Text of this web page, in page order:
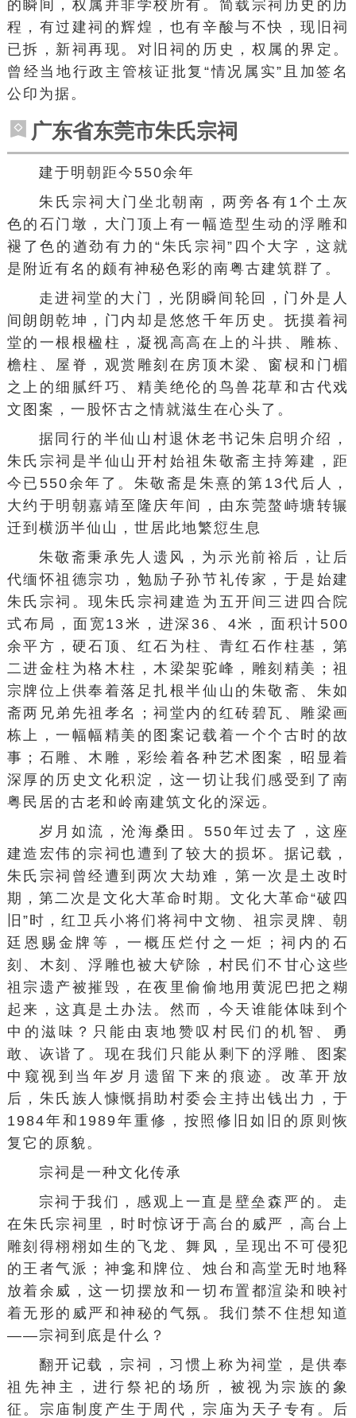
的瞬间，权属并非学校所有。简载宗祠历史的历
程，有过建祠的辉煌，也有辛酸与不快，现旧祠
已拆，新祠再现。对旧祠的历史，权属的界定。
曾经当地行政主管核证批复“情况属实”且加签名
公印为据。
广东省东莞市朱氏宗祠
建于明朝距今550余年
朱氏宗祠大门坐北朝南，两旁各有1个土灰
色的石门墩，大门顶上有一幅造型生动的浮雕和
褪了色的遒劲有力的“朱氏宗祠”四个大字，这就
是附近有名的颇有神秘色彩的南粤古建筑群了。
走进祠堂的大门，光阴瞬间轮回，门外是人
间朗朗乾坤，门内却是悠悠千年历史。抚摸着祠
堂的一根根楹柱，凝视高高在上的斗拱、雕栋、
檐柱、屋脊，观赏雕刻在房顶木梁、窗棂和门楣
之上的细腻纤巧、精美绝伦的鸟兽花草和古代戏
文图案，一股怀古之情就滋生在心头了。
据同行的 半仙山村退休老书记朱启明介绍，
朱氏宗祠是半仙山开村始祖朱敬斋主持筹建，距
今已550余年了。朱敬斋是朱熹的第13代后人，
大约于明朝嘉靖至隆庆年间，由东莞螯峙塘转辗
迁到横沥半仙山，世居此地繁愆生息
朱敬斋秉承先人遗风，为示光前裕后，让后
代缅怀祖德宗功，勉励子孙节礼传家，于是始建
朱氏宗祠。现朱氏宗祠建造为五开间三进 四合院
式布局，面宽13米，进深36、4米，面积计500
余平方，硬石顶、红石为柱、青红石作柱基，第
二进金柱为格木柱，木梁架驼峰，雕刻精美；祖
宗牌位上供奉着落足扎根半仙山的朱敬斋、朱如
斋两兄弟先祖孝名；祠堂内的红砖碧瓦、雕梁画
栋上，一幅幅精美的图案记载着一个个古时的故
事；石雕、木雕，彩绘着各种艺术图案，昭显着
深厚的历史文化积淀，这一切让我们感受到了南
粤民居的古老和岭南建筑文化的深远。
岁月如流，沧海桑田。550年过去了，这座
建造宏伟的宗祠也遭到了较大的损坏。据记载，
朱氏宗祠曾经遭到两次大劫难，第一次是土改时
期，第二次是 文化大革命 时期。文化大革命“破四
旧”时，红卫兵小将们将祠中文物、祖宗灵牌、朝
廷恩赐金牌等，一概压烂付之一炬；祠内的石
刻、木刻、浮雕也被大铲除，村民们不甘心这些
祖宗遗产被摧毁，在夜里偷偷地用黄泥巴把之糊
起来，这真是土办法。然而，今天谁能体味到个
中的滋味？只能由衷地赞叹村民们的机智、勇
敢、诙谐了。现在我们只能从剩下的浮雕、图案
中窥视到当年岁月遗留下来的痕迹。改革开放
后，朱氏族人慷慨捐助村委会主持出钱出力，于
1984年和1989年重修，按照修旧如旧的原则恢
复它的原貌。
宗祠是一种文化传承
宗祠于我们，感观上一直是壁垒森严的。走
在朱氏宗祠里，时时惊讶于高台的威严，高台上
雕刻得栩栩如生的飞龙、舞凤，呈现出不可侵犯
的王者气派；神龛和牌位、烛台和高堂无时地释
放着余威，这一切摆放和一切布置都渲染和映衬
着无形的威严和神秘的气氛。我们禁不住想知道
——宗祠到底是什么？
翻开记载，宗祠，习惯上称为祠堂，是供奉
祖先神主，进行祭祀的场所，被视为宗族的象
征。宗庙制度产生于周代，宗庙为天子专有。后